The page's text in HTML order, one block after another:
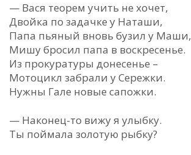
— Вася теорем учить не хочет,
Двойка по задачке у Наташи,
Папа пьяный вновь бузил у Маши,
Мишу бросил папа в воскресенье.
Из прокуратуры донесенье –
Мотоцикл забрали у Сережки.
Нужны Гале новые сапожки.
— Наконец-то вижу я улыбку.
Ты поймала золотую рыбку?